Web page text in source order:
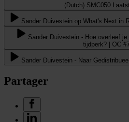
(Dutch) SMC050
Sander Duivestein op What's Next in
Sander Duivestein - Hoe overleef
tijdperk? | OC
Sander Duivestein - Naar
Partager